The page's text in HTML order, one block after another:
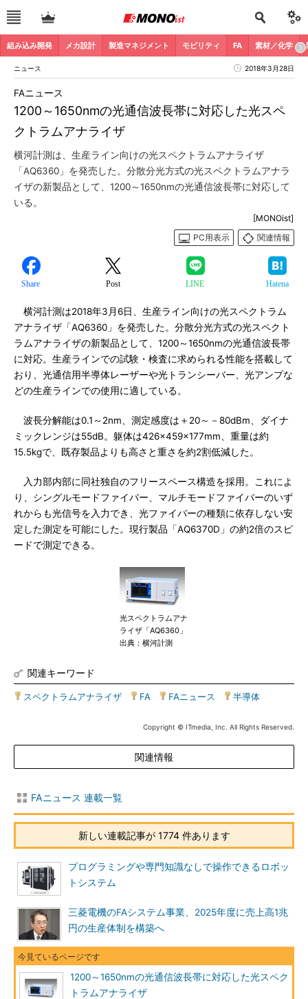
組み込み開発 メカ設計 製造マネジメント モビリティ FA 素材／化学
ニュース 2018年3月28日
1200～1650nmの光通信波長帯に対応した光スペ
クトラムアナライザ
FAニュース
横河計測は、生産ライン向けの光スペクトラムアナライザ
「AQ6360」を発売した。分散分光方式の光スペクトラムアナラ
イザの新製品として、1200～1650nmの光通信波長帯に対応して
いる。
[MONOist]
PC用表示
関連情報
Share Post LINE Hatena
横河計測は2018年3月6日、生産ライン向けの光スペクトラム
アナライザ「AQ6360」を発売した。分散分光方式の光スペクト
ラムアナライザの新製品として、1200～1650nmの光通信波長帯
に対応。生産ラインでの試験・検査に求められる性能を搭載して
おり、光通信用半導体レーザーや光トランシーバー、光アンプな
どの生産ラインでの使用に適している。
波長分解能は0.1～2nm、測定感度は＋20～－80dBm、ダイナ
ミックレンジは55dB。躯体は426×459×177mm、重量は約
15.5kgで、既存製品よりも高さと重さを約2割低減した。
入力部内部に同社独自のフリースペース構造を採用。これによ
り、シングルモードファイバー、マルチモードファイバーのいず
れからも光信号を入力でき、光ファイバーの種類に依存しない安
定した測定を可能にした。現行製品「AQ6370D」の約2倍のスピ
ードで測定できる。
光スペクトラムアナ
ライザ「AQ6360」
出典：横河計測
関連キーワード
スペクトラムアナライザ FA FAニュース 半導体
Copyright © ITmedia, Inc. All Rights Reserved.
関連情報
FAニュース 連載一覧
新しい連載記事が 1774 件あります
プログラミングや専門知識なしで操作できるロボッ
トシステム
三菱電機のFAシステム事業、2025年度に売上高1兆
円の生産体制を構築へ
1200～1650nmの光通信波長帯に対応した光スペク
トラムアナライザ